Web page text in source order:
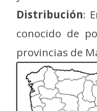
Distribución:
conocido de
provincias de